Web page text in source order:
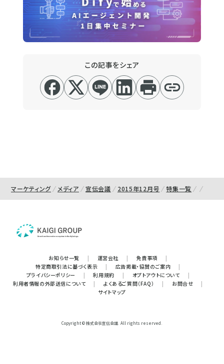
この記事をシェア
マーケティング メディア 宣伝会議 2015年12月号 特集一覧
お知らせ一覧 | 運営会社 | 免責事項
|
特定商取引法に基づく表示
| 広告掲載・協賛のご案内
|
プライバシーポリシー
| 利用規約 | オプトアウトについて
|
利用者情報の外部送信について
| よくあるご質問（FAQ） | お問合せ
|
サイトマップ
Copyright © 株式会社宣伝会議. All rights reserved.